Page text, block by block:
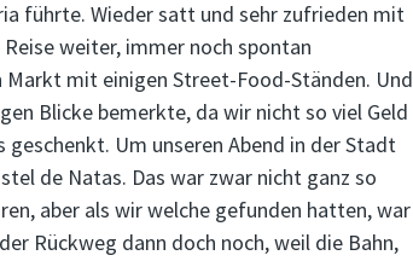
führte. Wieder satt und sehr zufrieden mit
weiter, immer noch spontan
mit einigen Street-Food-Ständen. Und
Blicke bemerkte, da wir nicht so viel Geld
Um unseren Abend in der Stadt
de Natas. Das war zwar nicht ganz so
aber als wir welche gefunden hatten, war
Rückweg dann doch noch, weil die Bahn,